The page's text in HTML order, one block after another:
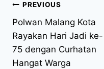
PREVIOUS
Polwan Malang Kota
Rayakan Hari Jadi ke-
75 dengan Curhatan
Hangat Warga